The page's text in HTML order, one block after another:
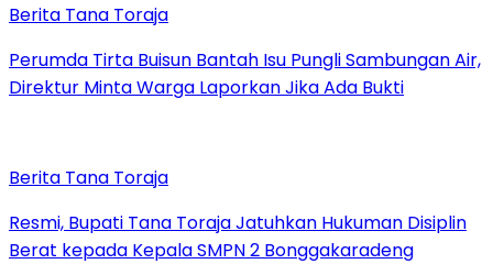
Berita Tana Toraja
Perumda Tirta Buisun Bantah Isu Pungli Sambungan Air,
Direktur Minta Warga Laporkan Jika Ada Bukti
Berita Tana Toraja
Resmi, Bupati Tana Toraja Jatuhkan Hukuman Disiplin
Berat kepada Kepala SMPN 2 Bonggakaradeng